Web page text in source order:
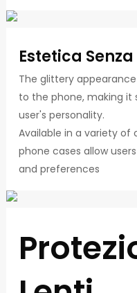
Estetica
The glittery
to the phone, making
user's personality.
Available in a variety of
phone cases allow
and preferences